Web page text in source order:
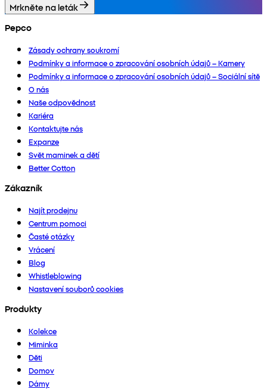
Mrkněte na leták
Pepco
Zásady ochrany soukromí
Podmínky a informace o zpracování osobních údajů – Kamery
Podmínky a informace o zpracování osobních údajů – Sociální sítě
O nás
Naše odpovědnost
Kariéra
Kontaktujte nás
Expanze
Svět maminek a dětí
Better Cotton
Zákazník
Najít prodejnu
Centrum pomoci
Časté otázky
Vrácení
Blog
Whistleblowing
Nastavení souborů cookies
Produkty
Kolekce
Miminka
Děti
Domov
Dámy